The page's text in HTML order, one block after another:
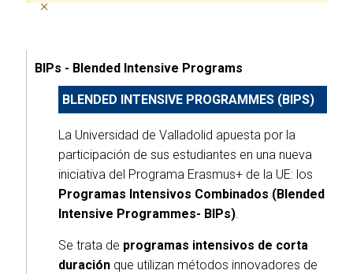
×
BIPs - Blended Intensive Programs
BLENDED INTENSIVE PROGRAMMES (BIPS)
La Universidad de Valladolid apuesta por la
participación de sus estudiantes en una nueva
iniciativa del Programa Erasmus+ de la UE: los
Programas Intensivos Combinados (Blended
Intensive Programmes- BIPs).
Se trata de programas intensivos de corta
duraciónque utilizan métodos innovadores de